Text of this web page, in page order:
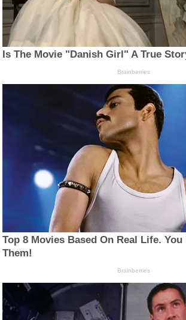
Is The Movie "Danish Girl" A True
Brainberries
Top 8 Movies Based On Real Life. You
Them!
Brainberries